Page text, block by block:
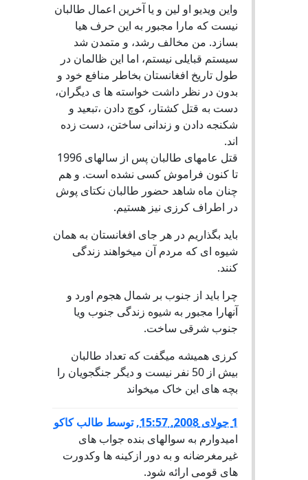
واین ویدیو او لین و یا آخرین اعمال طالبان
نیست که مارا مجبور به این حرف هیا
بسازد. من مخالف رشد، و متمدن شد
سیستم قبایلی نیستم، اما این ظالمان در
طول تاریخ افغانستان بخاطر منافع خود و
بدون در نظر داشت خواسته ها ی دیگران،
دست به قتل کشتار، کوچ دادن ،تبعید و
شکنجه دادن و زندانی ساختن، دست زده
اند.
قتل عامهای طالبان پس از سالهای 1996
تا کنون فراموش کسی نشده است. و هم
چنان ماه شاهد حضور طالبان نکتای پوش
در اطراف کرزی نیز هستیم.
باید بگذاریم در هر جای افغانستان به همان
شیوه ای که مردم آن میخواهند زندگی
کنند.
چرا باید از جنوب بر شمال هجوم اورد و
آنهارا مجبور به شیوه زندگی جنوب ویا
جنوب شرقی ساخت.
کرزی همیشه میگفت که تعداد طالبان
بیش از 50 نفر نیست و دیگر جنگجویان را
بچه های این خاک میخواند
1 جولای 2008, 15:57 ,توسط طالب کاکو
امیدوارم به سوالهای بنده جواب های
غیرمغرضانه و به دور ازکینه ها وکدورت
های قومی ارائه شود.